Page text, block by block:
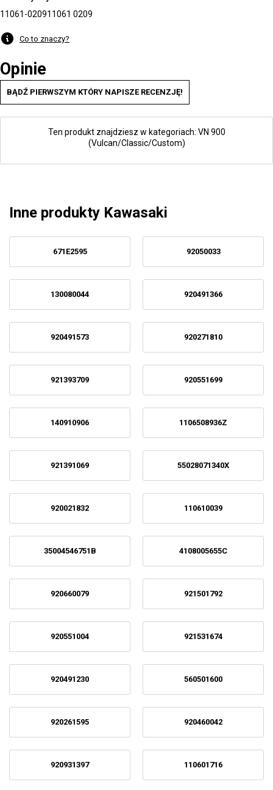
11061-020911061 0209
Co to znaczy?
Opinie
BĄDŹ PIERWSZYM KTÓRY NAPISZE RECENZJĘ!
Ten produkt znajdziesz w kategoriach: VN 900
(Vulcan/Classic/Custom)
Inne produkty Kawasaki
671E2595 92050033
130080044 920491366
920491573 920271810
921393709 920551699
140910906 1106508936Z
921391069 55028071340X
920021832 110610039
35004546751B 4108005655C
920660079 921501792
920551004 921531674
920491230 560501600
920261595 920460042
920931397 110601716